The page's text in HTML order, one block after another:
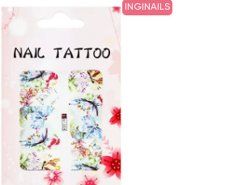
INGINAILS